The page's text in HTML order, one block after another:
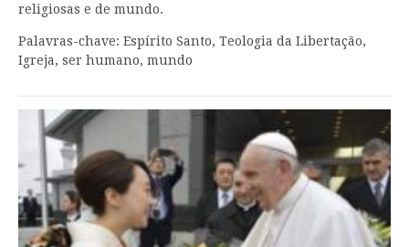
religiosas e de mundo.
Palavras-chave: Espírito Santo, Teologia da Libertação,
Igreja, ser humano, mundo